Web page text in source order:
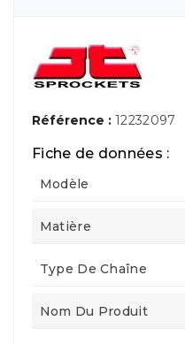
Référence : 12232097
Fiche de données :
Modèle
Matière
Type De Chaîne
Nom Du Produit